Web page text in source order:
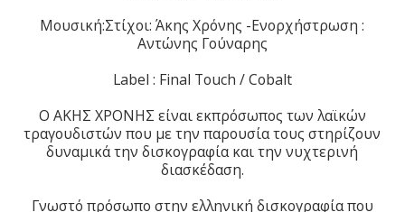
Μουσική:Στίχοι: Άκης Χρόνης -Ενορχήστρωση :
Αντώνης Γούναρης
Label : Final Touch / Cobalt
Ο ΑΚΗΣ ΧΡΟΝΗΣ είναι εκπρόσωπος των λαϊκών
τραγουδιστών που με την παρουσία τους στηρίζουν
δυναμικά την δισκογραφία και την νυχτερινή
διασκέδαση.
Γνωστό πρόσωπο στην ελληνική δισκογραφία που